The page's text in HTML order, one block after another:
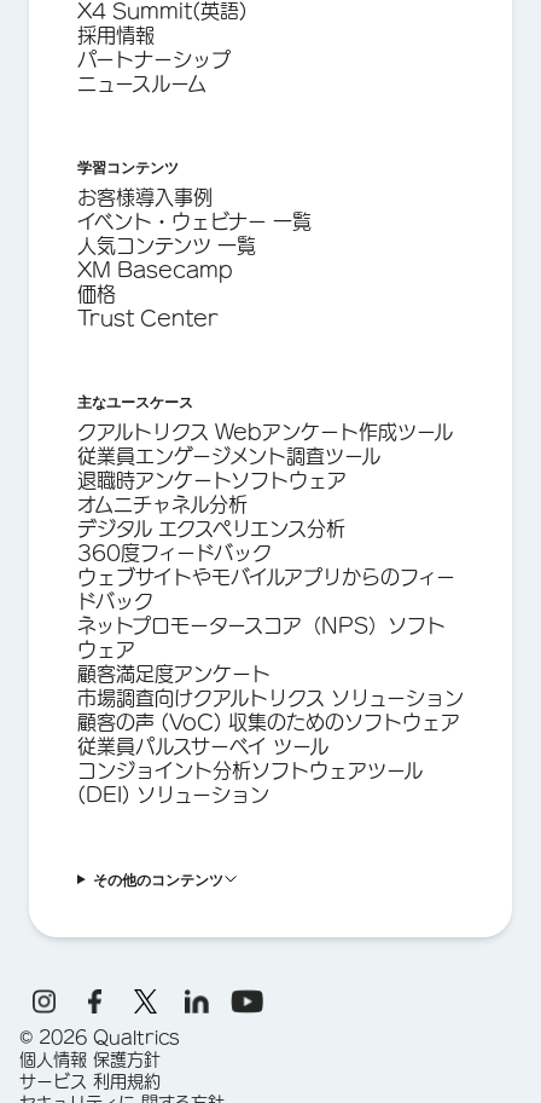
X4 Summit(英語)
採用情報
パートナーシップ
ニュースルーム
学習コンテンツ
お客様導入事例
イベント・ウェビナー 一覧
人気コンテンツ 一覧
XM Basecamp
価格
Trust Center
主なユースケース
クアルトリクス Webアンケート作成ツール
従業員エンゲージメント調査ツール
退職時アンケートソフトウェア
オムニチャネル分析
デジタル エクスペリエンス分析
360度フィードバック
ウェブサイトやモバイルアプリからのフィー
ドバック
ネットプロモータースコア（NPS）ソフト
ウェア
顧客満足度アンケート
市場調査向けクアルトリクス ソリューション
顧客の声 (VoC) 収集のためのソフトウェア
従業員パルスサーベイ ツール
コンジョイント分析ソフトウェアツール
(DEI) ソリューション
その他のコンテンツ
© 2026 Qualtrics
個人情報 保護方針
サービス 利用規約